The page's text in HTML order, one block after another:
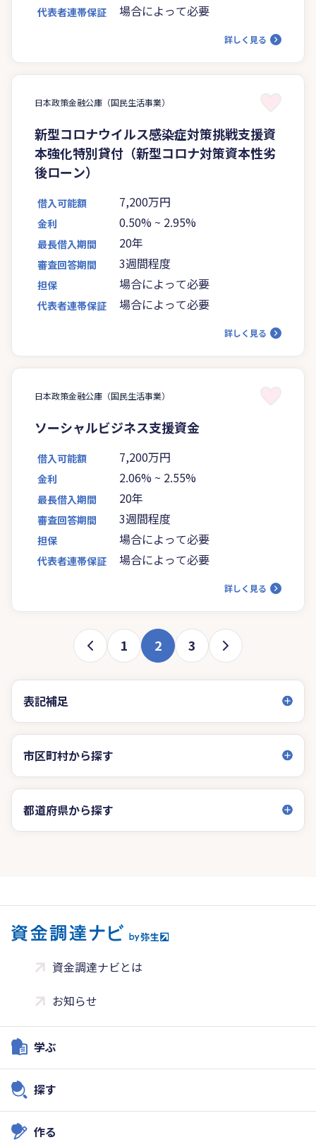
代表者連帯保証 場合によって必要
詳しく見る
日本政策金融公庫（国民生活事業）
新型コロナウイルス感染症対策挑戦支援資
本強化特別貸付（新型コロナ対策資本性劣
後ローン）
借入可能額 7,200万円
金利 0.50% ~ 2.95%
最長借入期間 20年
審査回答期間 3週間程度
担保 場合によって必要
代表者連帯保証 場合によって必要
詳しく見る
日本政策金融公庫（国民生活事業）
ソーシャルビジネス支援資金
借入可能額 7,200万円
金利 2.06% ~ 2.55%
最長借入期間 20年
審査回答期間 3週間程度
担保 場合によって必要
代表者連帯保証 場合によって必要
詳しく見る
1 2 3
表記補足
市区町村から探す
都道府県から探す
資金調達ナビとは
お知らせ
学ぶ
探す
作る